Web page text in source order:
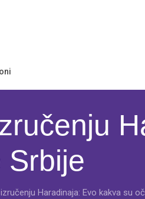
Srbije
Haradinaja: Evo kakva su